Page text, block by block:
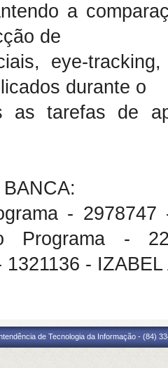
a
de
eye-
durante o
as tarefas de
- 2978747
Programa -
1321136 -
de Tecnologia da Informação - (84)